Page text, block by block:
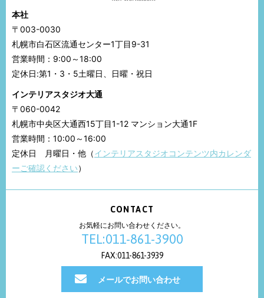
本社
〒003-0030
札幌市白石区流通センター1丁目9-31
営業時間：9:00～18:00
定休日:第1・3・5土曜日、日曜・祝日
インテリアスタジオ大通
〒060-0042
札幌市中央区大通西15丁目1-12 マンション大通1F
営業時間：10:00～16:00
定休日 月曜日・他（インテリアスタジオコンテンツ内カレンダ
ーご確認ください）
CONTACT
お気軽にお問い合わせください。
TEL:011-861-3900
FAX:011-861-3939
メールでお問い合わせ